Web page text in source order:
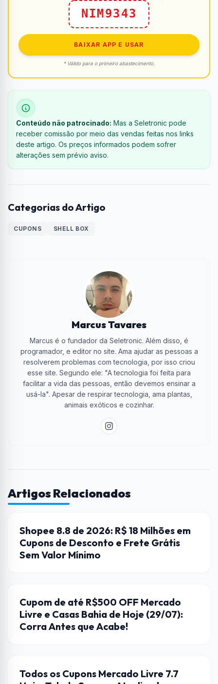
NIM9343
BAIXAR APP E USAR
* Válido para o primeiro abastecimento.
Conteúdo não patrocinado: Mas a Seletronic pode
receber comissão por meio das vendas feitas nos links
deste artigo. Os preços informados podem sofrer
alterações sem prévio aviso.
Categorias do Artigo
CUPONS SHELL BOX
Marcus Tavares
Marcus é o fundador da Seletronic. Além disso, é
programador, e editor no site. Ama ajudar as pessoas a
resolverem problemas com tecnologia, por isso criou
esse site. Segundo ele: "A tecnologia foi feita para
facilitar a vida das pessoas, então devemos ensinar a
usá-la". Apesar de respirar tecnologia, ama plantas,
animais exóticos e cozinhar.
Artigos Relacionados
CUPONS
Shopee 8.8 de 2026: R$ 18 Milhões em
Cupons de Desconto e Frete Grátis
Sem Valor Mínimo
CASAS BAHIA
Cupom de até R$500 OFF Mercado
Livre e Casas Bahia de Hoje (29/07):
Corra Antes que Acabe!
CUPONS
Todos os Cupons Mercado Livre 7.7